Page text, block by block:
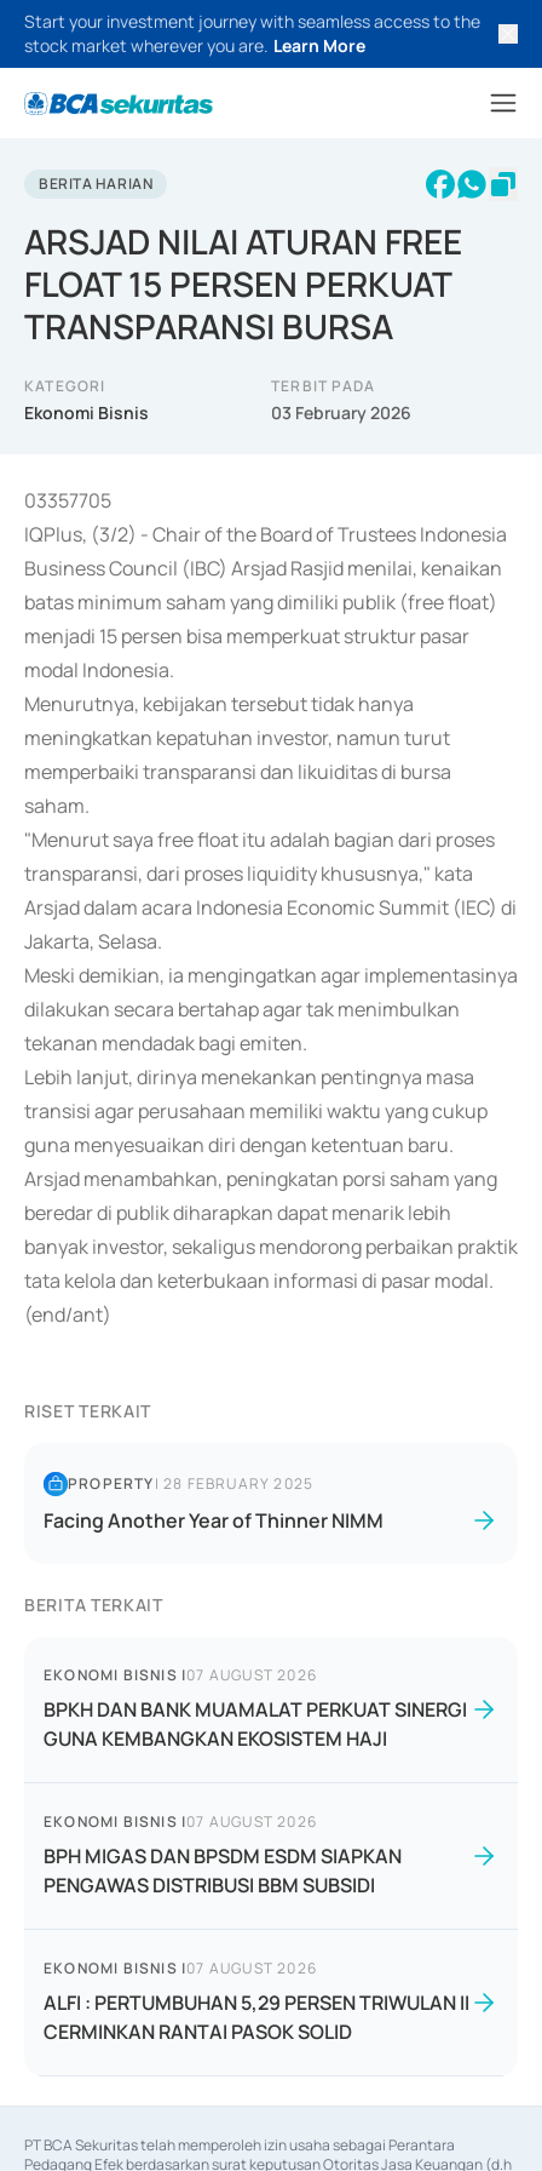
Start your investment journey with seamless access to the
stock market wherever you are. Learn More
BERITA HARIAN
ARSJAD NILAI ATURAN FREE
FLOAT 15 PERSEN PERKUAT
TRANSPARANSI BURSA
KATEGORI
Ekonomi Bisnis
TERBIT PADA
03 February 2026
03357705
IQPlus, (3/2) - Chair of the Board of Trustees Indonesia
Business Council (IBC) Arsjad Rasjid menilai, kenaikan
batas minimum saham yang dimiliki publik (free float)
menjadi 15 persen bisa memperkuat struktur pasar
modal Indonesia.
Menurutnya, kebijakan tersebut tidak hanya
meningkatkan kepatuhan investor, namun turut
memperbaiki transparansi dan likuiditas di bursa
saham.
"Menurut saya free float itu adalah bagian dari proses
transparansi, dari proses liquidity khususnya," kata
Arsjad dalam acara Indonesia Economic Summit (IEC) di
Jakarta, Selasa.
Meski demikian, ia mengingatkan agar implementasinya
dilakukan secara bertahap agar tak menimbulkan
tekanan mendadak bagi emiten.
Lebih lanjut, dirinya menekankan pentingnya masa
transisi agar perusahaan memiliki waktu yang cukup
guna menyesuaikan diri dengan ketentuan baru.
Arsjad menambahkan, peningkatan porsi saham yang
beredar di publik diharapkan dapat menarik lebih
banyak investor, sekaligus mendorong perbaikan praktik
tata kelola dan keterbukaan informasi di pasar modal.
(end/ant)
RISET TERKAIT
PROPERTY|28 FEBRUARY 2025
Facing Another Year of Thinner NIMM
BERITA TERKAIT
EKONOMI BISNIS |07 AUGUST 2026
BPKH DAN BANK MUAMALAT PERKUAT SINERGI
GUNA KEMBANGKAN EKOSISTEM HAJI
EKONOMI BISNIS |07 AUGUST 2026
BPH MIGAS DAN BPSDM ESDM SIAPKAN
PENGAWAS DISTRIBUSI BBM SUBSIDI
EKONOMI BISNIS |07 AUGUST 2026
ALFI : PERTUMBUHAN 5,29 PERSEN TRIWULAN II
CERMINKAN RANTAI PASOK SOLID
PT BCA Sekuritas telah memperoleh izin usaha sebagai Perantara
Pedagang Efek berdasarkan surat keputusan Otoritas Jasa Keuangan (d.h